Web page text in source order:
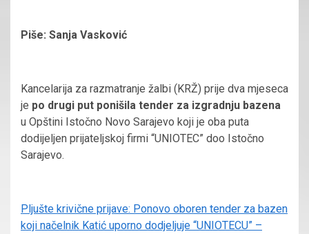
Piše: Sanja Vasković
Kancelarija za razmatranje žalbi (KRŽ) prije dva mjeseca
je po drugi put ponišila tender za izgradnju bazena
u Opštini Istočno Novo Sarajevo koji je oba puta
dodijeljen prijateljskoj firmi “UNIOTEC” doo Istočno
Sarajevo.
Pljušte krivične prijave: Ponovo oboren tender za bazen
koji načelnik Katić uporno dodjeljuje “UNIOTECU” –